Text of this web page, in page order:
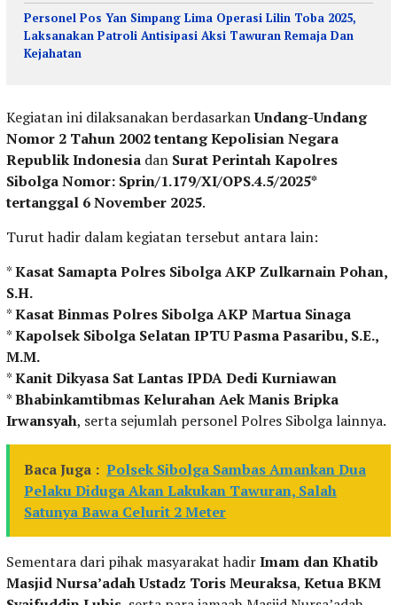
Personel Pos Yan Simpang Lima Operasi Lilin Toba 2025,
Laksanakan Patroli Antisipasi Aksi Tawuran Remaja Dan
Kejahatan
Kegiatan ini dilaksanakan berdasarkanUndang-Undang
Nomor 2 Tahun 2002 tentang Kepolisian Negara
Republik Indonesia dan Surat Perintah Kapolres
Sibolga Nomor: Sprin/1.179/XI/OPS.4.5/2025*
tertanggal 6 November 2025.
Turut hadir dalam kegiatan tersebut antara lain:
*Kasat Samapta Polres Sibolga AKP Zulkarnain Pohan,
S.H.
*Kasat Binmas Polres Sibolga AKP Martua Sinaga
*Kapolsek Sibolga Selatan IPTU Pasma Pasaribu, S.E.,
M.M.
*Kanit Dikyasa Sat Lantas IPDA Dedi Kurniawan
*Bhabinkamtibmas Kelurahan Aek Manis Bripka
Irwansyah, serta sejumlah personel Polres Sibolga lainnya.
Baca Juga : Polsek Sibolga Sambas Amankan Dua
Pelaku Diduga Akan Lakukan Tawuran, Salah
Satunya Bawa Celurit 2 Meter
Sementara dari pihak masyarakat hadirImam dan Khatib
Masjid Nursa’adah Ustadz Toris Meuraksa, Ketua BKM